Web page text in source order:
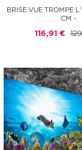
BRISE VUE TROMPE
CM -
116,91 €